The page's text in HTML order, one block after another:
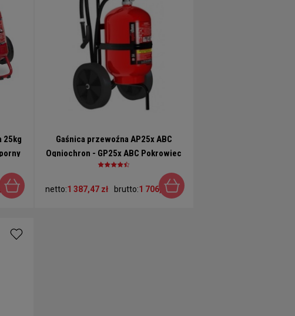
25kg
zł
Gaśnica przewoźna AP25x ABC
Ogniochron - GP25x ABC Pokrowiec
w komplecie
netto:1 387,47 zł brutto:1 706,59 zł